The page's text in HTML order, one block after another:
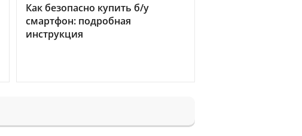
Как безопасно купить б/у
смартфон: подробная
инструкция